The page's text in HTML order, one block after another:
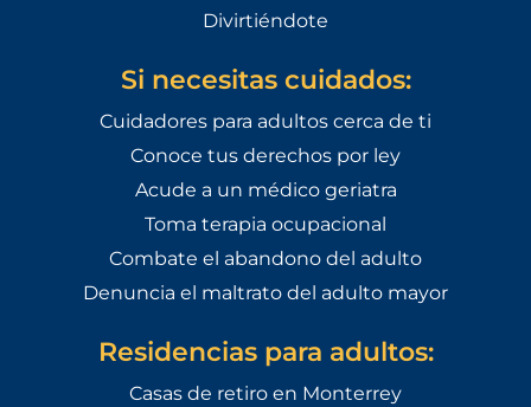
Divirtiéndote
Si necesitas cuidados:
Cuidadores para adultos cerca de ti
Conoce tus derechos por ley
Acude a un médico geriatra
Toma terapia ocupacional
Combate el abandono del adulto
Denuncia el maltrato del adulto mayor
Residencias para adultos:
Casas de retiro en Monterrey